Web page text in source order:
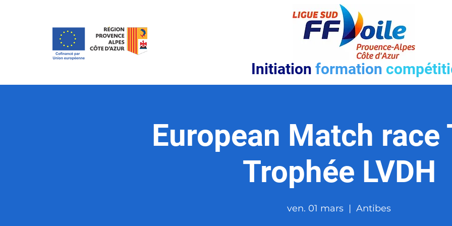
Initiationformation
European Match race
Trophée LVDH
ven. 01 mars
  |
Antibes